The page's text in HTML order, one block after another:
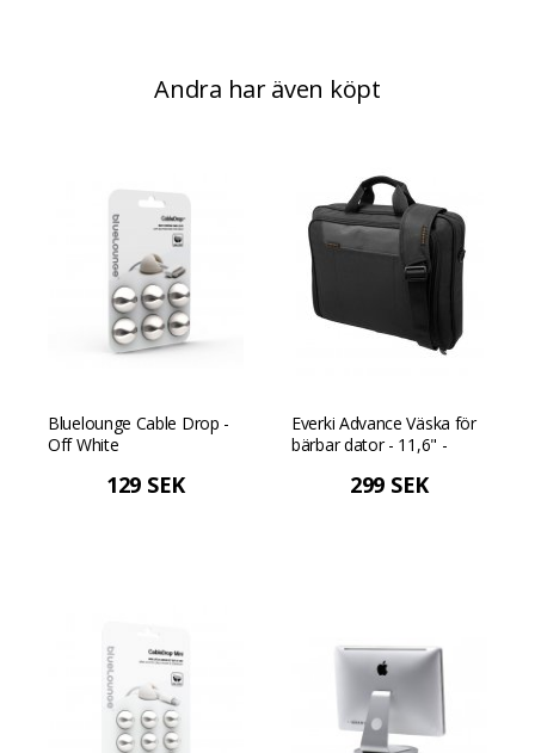
Andra har även köpt
Bluelounge Cable Drop -
Off White
129 SEK
Everki Advance Väska för
bärbar dator - 11,6" -
299 SEK